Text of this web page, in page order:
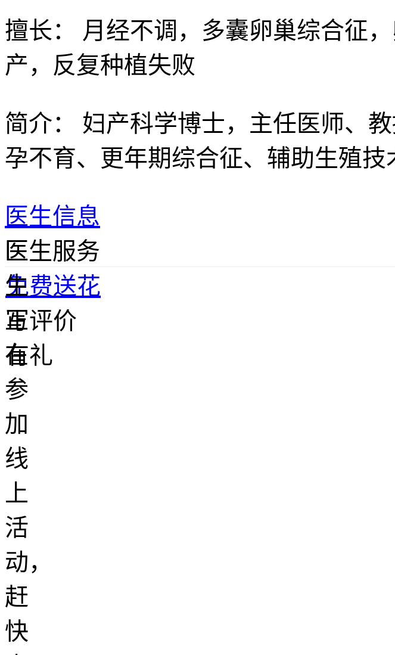
擅长：
月经不调，多囊卵巢综合征
产，反复种植失败
简介：
妇产科学博士，主任医师、
孕不育、更年期综合征、辅助生殖
医生信息
医
生
正
在
参
加
线
上
活
动，
赶
快
医生服务
免费送花
写评价
有礼